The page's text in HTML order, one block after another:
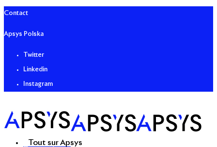
Contact
Apsys Polska
Twitter
Linkedin
Instagram
Tout sur Apsys